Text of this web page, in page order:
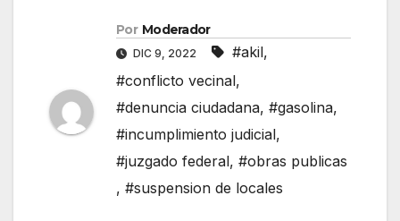
Por Moderador
DIC 9, 2022 #akil,
#conflicto vecinal,
#denuncia ciudadana, #gasolina,
#incumplimiento judicial,
#juzgado federal, #obras publicas
, #suspension de locales